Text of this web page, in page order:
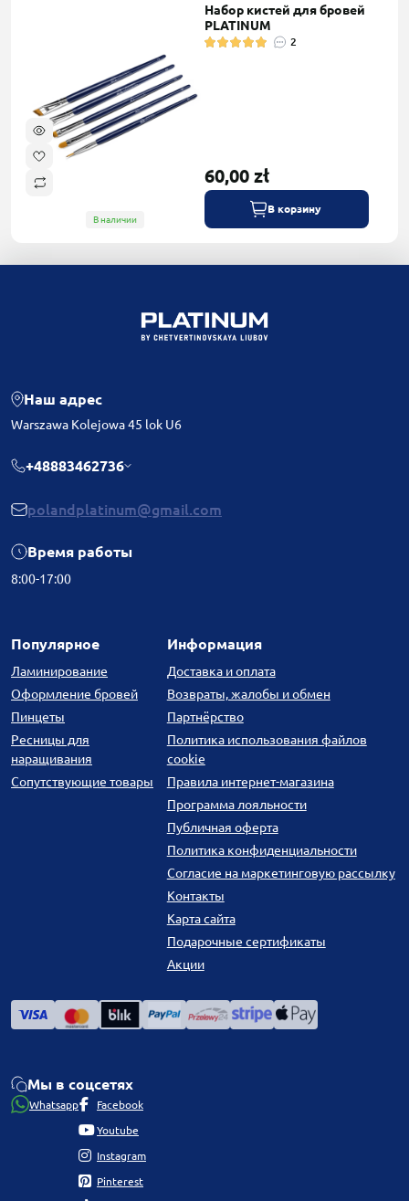
В наличии
Набор кистей для бровей
PLATINUM
2
60,00 zł
В корзину
Наш адрес
Warszawa Kolejowa 45 lok U6
+48883462736
polandplatinum@gmail.com
Время работы
8:00-17:00
Популярное
Ламинирование
Оформление бровей
Пинцеты
Ресницы для
наращивания
Сопутствующие товары
Информация
Доставка и оплата
Возвраты, жалобы и обмен
Партнёрство
Политика использования файлов
cookie
Правила интернет-магазина
Программа лояльности
Публичная оферта
Политика конфиденциальности
Согласие на маркетинговую рассылку
Контакты
Карта сайта
Подарочные сертификаты
Акции
Мы в соцсетях
Whatsapp Facebook
Youtube
Instagram
Pinterest